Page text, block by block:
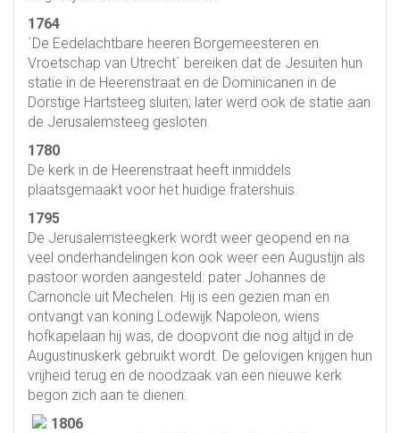
1764
´De Eedelachtbare heeren Borgemeesteren en
Vroetschap van Utrecht´ bereiken dat de Jesuïten hun
statie in de Heerenstraat en de Dominicanen in de
Dorstige Hartsteeg sluiten; later werd ook de statie aan
de Jerusalemsteeg gesloten.
1780
De kerk in de Heerenstraat heeft inmiddels
plaatsgemaakt voor het huidige fratershuis.
1795
De Jerusalemsteegkerk wordt weer geopend en na
veel onderhandelingen kon ook weer een Augustijn als
pastoor worden aangesteld: pater Johannes de
Carnoncle uit Mechelen. Hij is een gezien man en
ontvangt van koning Lodewijk Napoleon, wiens
hofkapelaan hij was, de doopvont die nog altijd in de
Augustinuskerk gebruikt wordt. De gelovigen krijgen hun
vrijheid terug en de noodzaak van een nieuwe kerk
begon zich aan te dienen.
1806